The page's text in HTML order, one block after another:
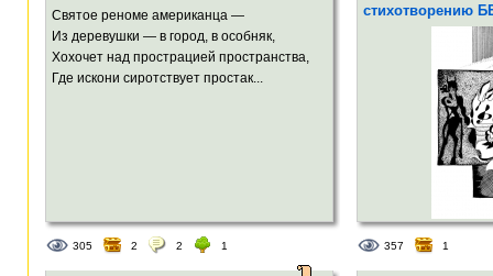
Святое реноме американца —
Из деревушки — в город, в особняк,
Хохочет над прострацией пространства,
Где искони сиротствует простак...
305 2 2 1
стихотворению
357 1